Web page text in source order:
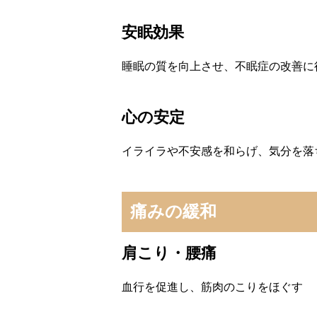
安眠効果
睡眠の質を向上させ、不眠症の改善に
心の安定
イライラや不安感を和らげ、気分を落
痛みの緩和
肩こり・腰痛
血行を促進し、筋肉のこりをほぐす